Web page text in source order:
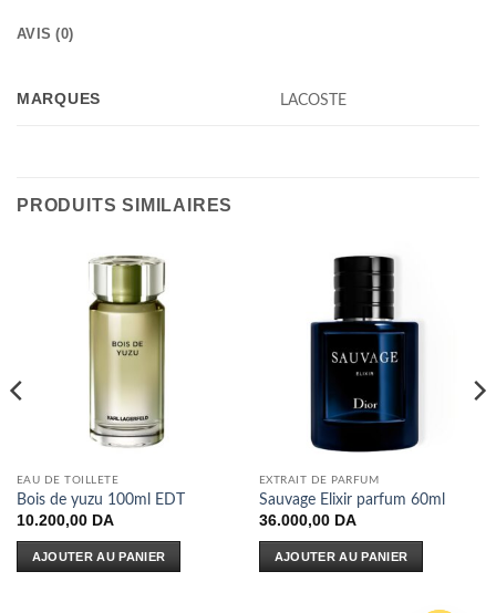
AVIS (0)
MARQUES LACOSTE
PRODUITS SIMILAIRES
EAU DE TOILLETE
Bois de yuzu 100ml EDT
10.200,00 DA
AJOUTER AU PANIER
EXTRAIT DE PARFUM
Sauvage Elixir parfum 60ml
36.000,00 DA
AJOUTER AU PANIER